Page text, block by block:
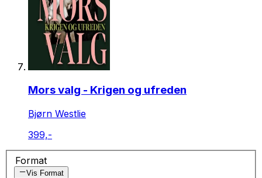
Mors valg - Krigen og ufreden
Bjørn Westlie
399,-
Format
Vis Format